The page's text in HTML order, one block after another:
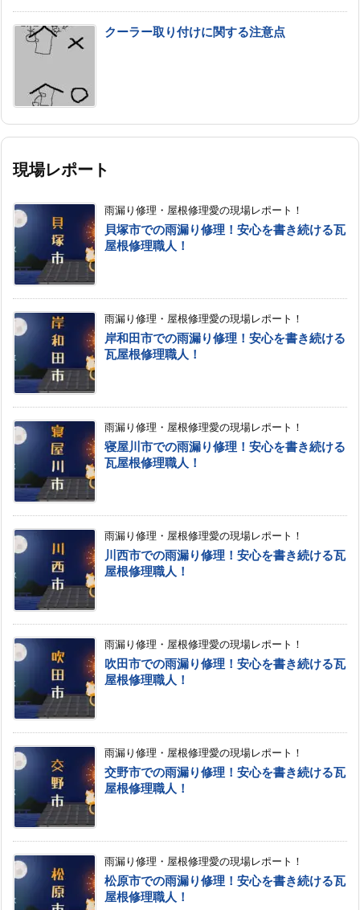
クーラー取り付けに関する注意点
現場レポート
雨漏り修理・屋根修理愛の現場レポート！
貝塚市での雨漏り修理！安心を書き続ける瓦
屋根修理職人！
雨漏り修理・屋根修理愛の現場レポート！
岸和田市での雨漏り修理！安心を書き続ける
瓦屋根修理職人！
雨漏り修理・屋根修理愛の現場レポート！
寝屋川市での雨漏り修理！安心を書き続ける
瓦屋根修理職人！
雨漏り修理・屋根修理愛の現場レポート！
川西市での雨漏り修理！安心を書き続ける瓦
屋根修理職人！
雨漏り修理・屋根修理愛の現場レポート！
吹田市での雨漏り修理！安心を書き続ける瓦
屋根修理職人！
雨漏り修理・屋根修理愛の現場レポート！
交野市での雨漏り修理！安心を書き続ける瓦
屋根修理職人！
雨漏り修理・屋根修理愛の現場レポート！
松原市での雨漏り修理！安心を書き続ける瓦
屋根修理職人！